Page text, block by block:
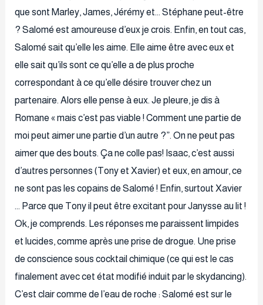
que sont Marley, James, Jérémy et… Stéphane peut-être
? Salomé est amoureuse d’eux je crois. Enfin, en tout cas,
Salomé sait qu’elle les aime. Elle aime être avec eux et
elle sait qu’ils sont ce qu’elle a de plus proche
correspondant à ce qu’elle désire trouver chez un
partenaire. Alors elle pense à eux. Je pleure, je dis à
Romane « mais c’est pas viable ! Comment une partie de
moi peut aimer une partie d’un autre ?”. On ne peut pas
aimer que des bouts. Ça ne colle pas! Isaac, c’est aussi
d’autres personnes (Tony et Xavier) et eux, en amour, ce
ne sont pas les copains de Salomé ! Enfin, surtout Xavier
… Parce que Tony il peut être excitant pour Janysse au lit !
Ok, je comprends. Les réponses me paraissent limpides
et lucides, comme après une prise de drogue. Une prise
de conscience sous cocktail chimique (ce qui est le cas
finalement avec cet état modifié induit par le skydancing).
C’est clair comme de l’eau de roche : Salomé est sur le